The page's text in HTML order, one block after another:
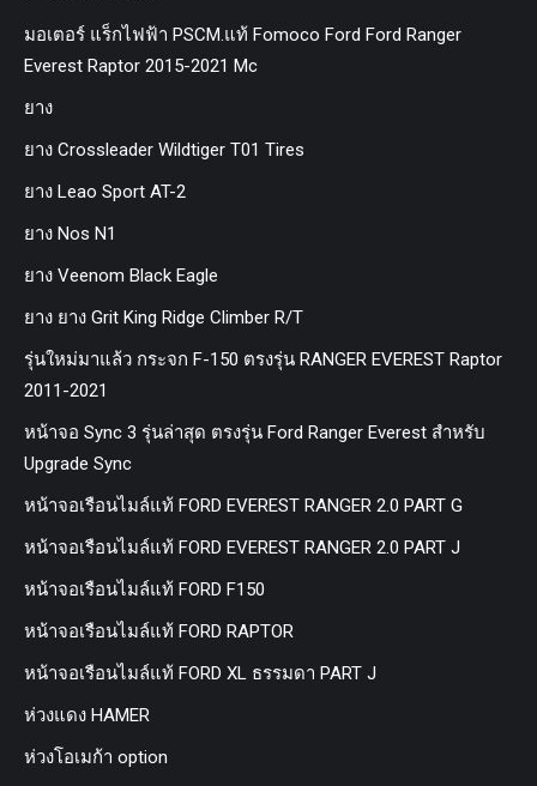
มอเตอร์ แร็กไฟฟ้า PSCM.แท้ Fomoco Ford Ford Ranger
Everest Raptor 2015-2021 Mc
ยาง
ยาง Crossleader Wildtiger T01 Tires
ยาง Leao Sport AT-2
ยาง Nos N1
ยาง Veenom Black Eagle
ยาง ยาง Grit King Ridge Climber R/T
รุ่นใหม่มาแล้ว กระจก F-150 ตรงรุ่น RANGER EVEREST Raptor
2011-2021
หน้าจอ Sync 3 รุ่นล่าสุด ตรงรุ่น Ford Ranger Everest สำหรับ
Upgrade Sync
หน้าจอเรือนไมล์แท้ FORD EVEREST RANGER 2.0 PART G
หน้าจอเรือนไมล์แท้ FORD EVEREST RANGER 2.0 PART J
หน้าจอเรือนไมล์แท้ FORD F150
หน้าจอเรือนไมล์แท้ FORD RAPTOR
หน้าจอเรือนไมล์แท้ FORD XL ธรรมดา PART J
ห่วงแดง HAMER
ห่วงโอเมก้า option